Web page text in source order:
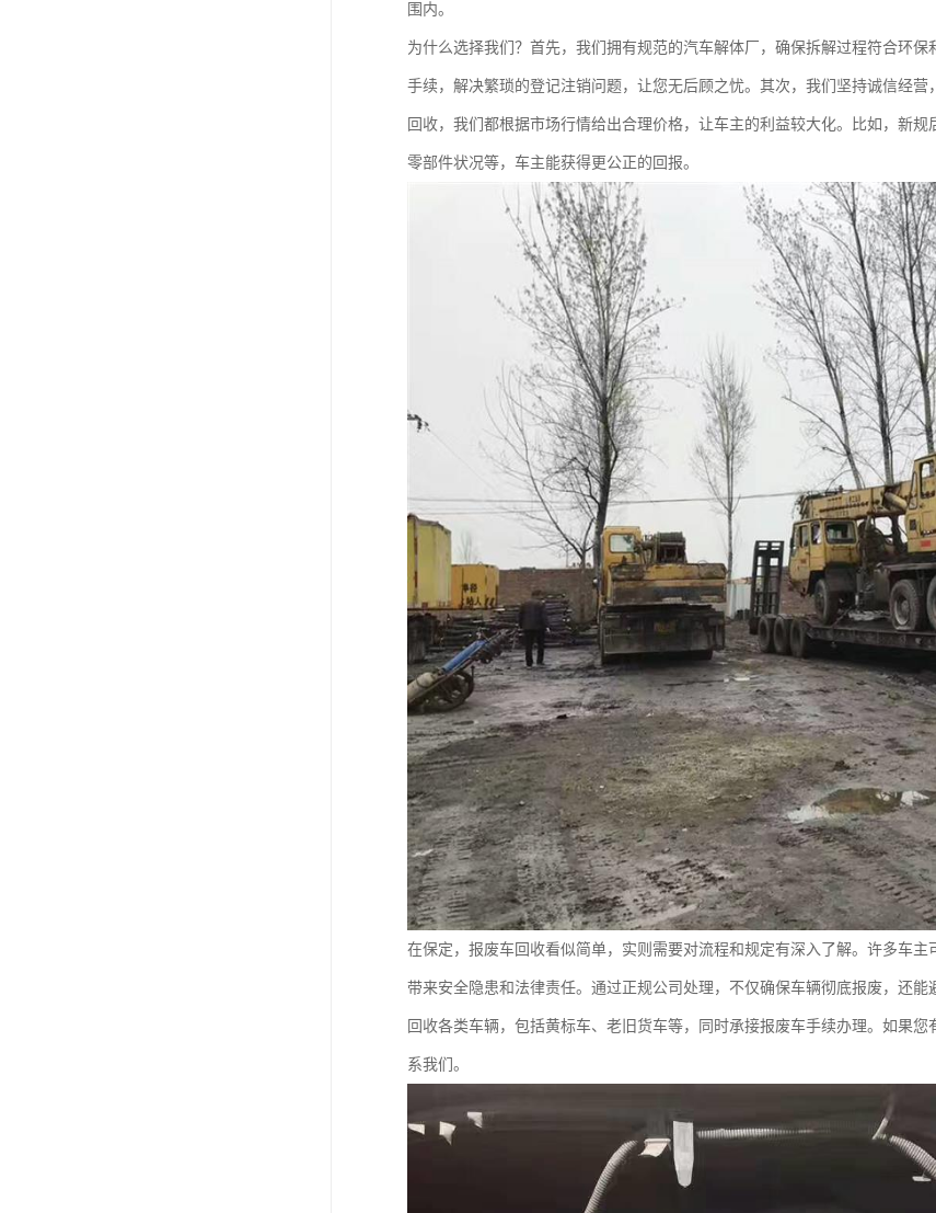
围内。
为什么选择我们？首先，我们拥有规范的汽车解体厂，确保拆解过程符合环
手续，解决繁琐的登记注销问题，让您无后顾之忧。其次，我们坚持诚信经
回收，我们都根据市场行情给出合理价格，让车主的利益较大化。比如，新
零部件状况等，车主能获得更公正的回报。
在保定，报废车回收看似简单，实则需要对流程和规定有深入了解。许多车
带来安全隐患和法律责任。通过正规公司处理，不仅确保车辆彻底报废，还
回收各类车辆，包括黄标车、老旧货车等，同时承接报废车手续办理。如果
系我们。